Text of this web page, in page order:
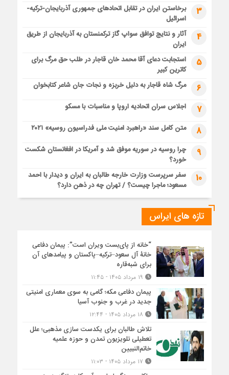
3
برخاستن ایران در تقابل اتحادهای جمهوری آذربایجان-ترکیه-
اسرائیل
4
آثار و نتایج توافق سواپ گاز ترکمنستان به آذربایجان از طریق
ایران
5
استجابت دعای آقا محمد خان قاجار در طلب حق مرگ برای
کاترین کبیر
6 مرگ شاه قاجار به دلیل خربزه و نجات جان شاعر کتابخوان
7 اجلاس سران اتحادیه اروپا و مناسبات با مسکو
8 متن کامل سند «راهبرد امنیت ملی فدراسیون روسیه» ۲۰۲۱
9
چرا روسیه در سوریه موفق شد و آمریکا در افغانستان شکست
خورد؟
10
سفر سرپرست وزارت خارجه طالبان به ایران و دیدار با احمد
مسعود؛ ماجرا چیست؟ / تهران چه در ذهن دارد؟
تازه های ایراس
“خانه از پای‌بست ویران است”: پیمان دفاعی
خانۀ آل سعود–ترکیه–پاکستان و پیامدهای آن
برای شبه‌قاره
پیمان دفاعی مکه؛ گامی به سوی معماری امنیتی
جدید در غرب و جنوب آسیا
تلاش طالبان برای یکدست سازی مذهبی؛ علل
تعطیلی تلویزیون تمدن و حوزه علمیه
خاتم‌النبیین